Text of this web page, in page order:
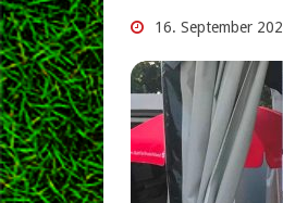
16. September